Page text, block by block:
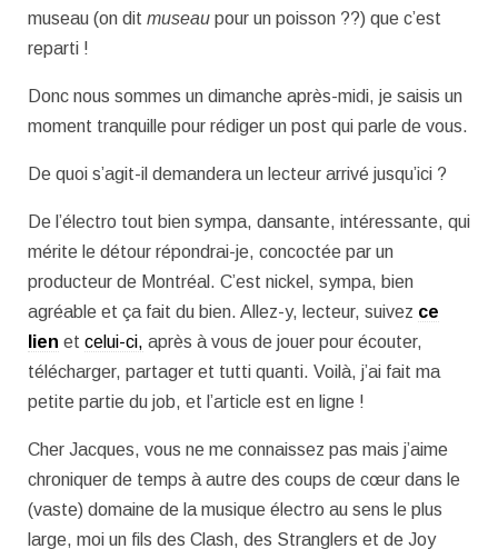
museau (on dit museau pour un poisson ??) que c’est
reparti !
Donc nous sommes un dimanche après-midi, je saisis un
moment tranquille pour rédiger un post qui parle de vous.
De quoi s’agit-il demandera un lecteur arrivé jusqu’ici ?
De l’électro tout bien sympa, dansante, intéressante, qui
mérite le détour répondrai-je, concoctée par un
producteur de Montréal. C’est nickel, sympa, bien
agréable et ça fait du bien. Allez-y, lecteur, suivez ce
lien et celui-ci, après à vous de jouer pour écouter,
télécharger, partager et tutti quanti. Voilà, j’ai fait ma
petite partie du job, et l’article est en ligne !
Cher Jacques, vous ne me connaissez pas mais j’aime
chroniquer de temps à autre des coups de cœur dans le
(vaste) domaine de la musique électro au sens le plus
large, moi un fils des Clash, des Stranglers et de Joy